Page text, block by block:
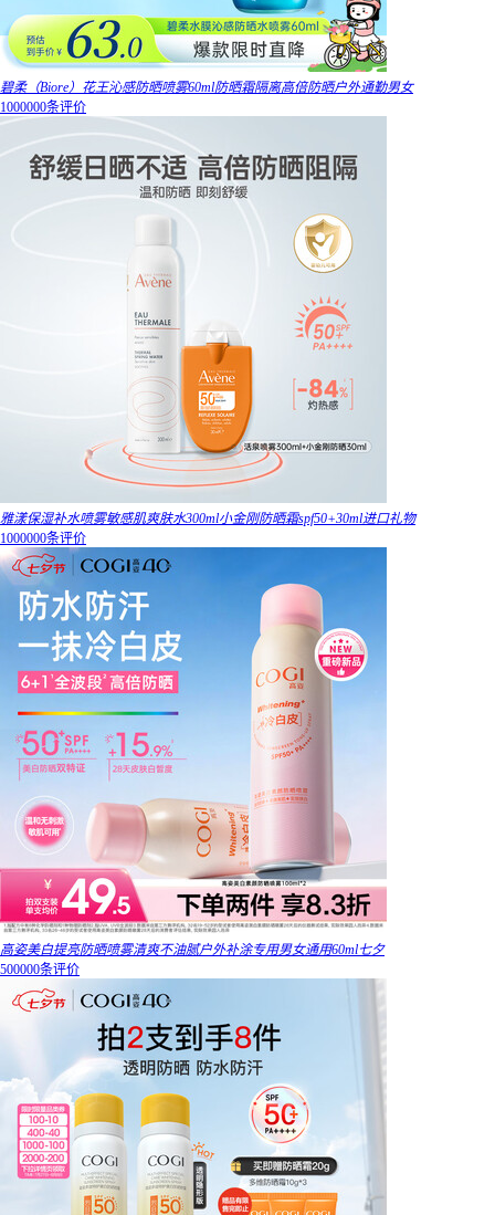
碧柔（Biore）花王沁感防晒喷雾60ml防晒霜隔离高倍防晒户外通勤男女
1000000条评价
雅漾保湿补水喷雾敏感肌爽肤水300ml小金刚防晒霜spf50+30ml进口礼物
1000000条评价
高姿美白提亮防晒喷雾清爽不油腻户外补涂专用男女通用60ml七夕
500000条评价